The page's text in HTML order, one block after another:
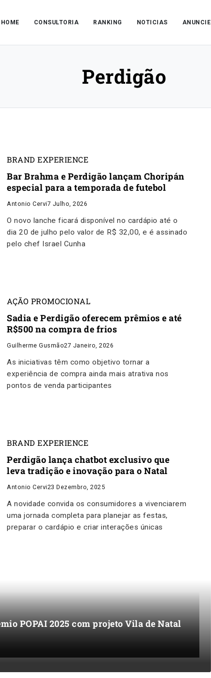
HOME CONSULTORIA RANKING NOTICIAS ANUNCIE
Perdigão
BRAND EXPERIENCE
Bar Brahma e Perdigão lançam Choripán
especial para a temporada de futebol
Antonio Cervi7 Julho, 2026
O novo lanche ficará disponível no cardápio até o
dia 20 de julho pelo valor de R$ 32,00, e é assinado
pelo chef Israel Cunha
AÇÃO PROMOCIONAL
Sadia e Perdigão oferecem prêmios e até
R$500 na compra de frios
Guilherme Gusmão27 Janeiro, 2026
As iniciativas têm como objetivo tornar a
experiência de compra ainda mais atrativa nos
pontos de venda participantes
BRAND EXPERIENCE
Perdigão lança chatbot exclusivo que
leva tradição e inovação para o Natal
Antonio Cervi23 Dezembro, 2025
A novidade convida os consumidores a vivenciarem
uma jornada completa para planejar as festas,
preparar o cardápio e criar interações únicas
POPAI 2025 com projeto Vila de Natal